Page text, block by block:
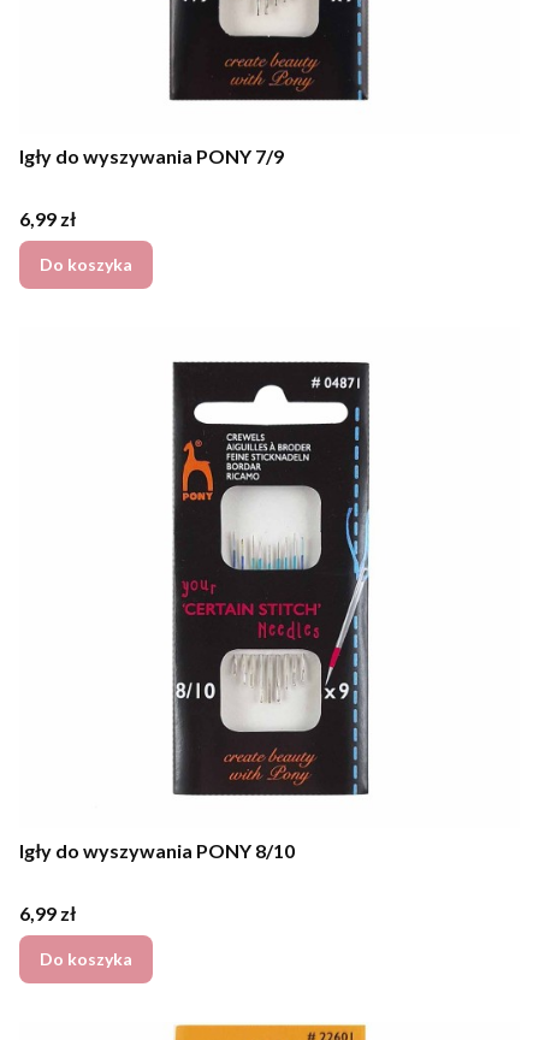
Igły do wyszywania PONY 7/9
Cena
6,99 zł
Do koszyka
Igły do wyszywania PONY 8/10
Cena
6,99 zł
Do koszyka